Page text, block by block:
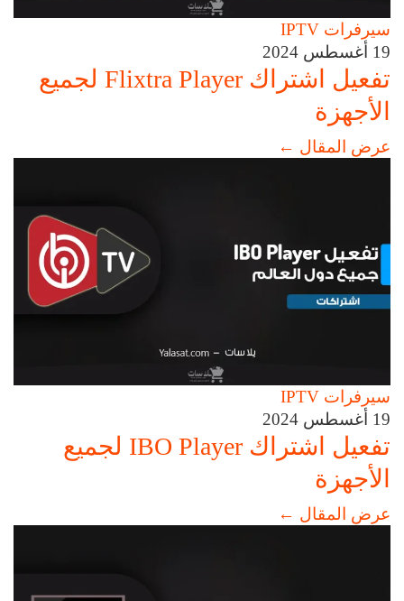
سيرفرات IPTV
19 أغسطس 2024
تفعيل اشتراك Flixtra Player لجميع
الأجهزة
عرض المقال ←
سيرفرات IPTV
19 أغسطس 2024
تفعيل اشتراك IBO Player لجميع
الأجهزة
عرض المقال ←